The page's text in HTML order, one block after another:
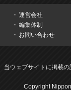
運営会社
編集体制
お問い合わせ
当ウェブサイトに掲載
Copyright